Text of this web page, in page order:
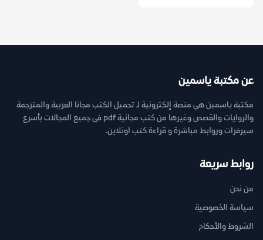
عن مكتبة ياسمين
مكتبة ياسمين هي منصة إلكترونية لـ تحميل الكتب مجانا العربية والمترجمة
والروايات والقصص وغيرها من كتب مجانية pdf فى جميع المجالات بأسرع
سيرفرات وروابط مباشرة و قراءة كتب اونلاين.
روابط سريعة
من نحن
سياسة الخصوصية
الشروط والأحكام